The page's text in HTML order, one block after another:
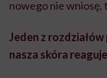
nowego nie wniosę,
Jeden z
nasza skóra